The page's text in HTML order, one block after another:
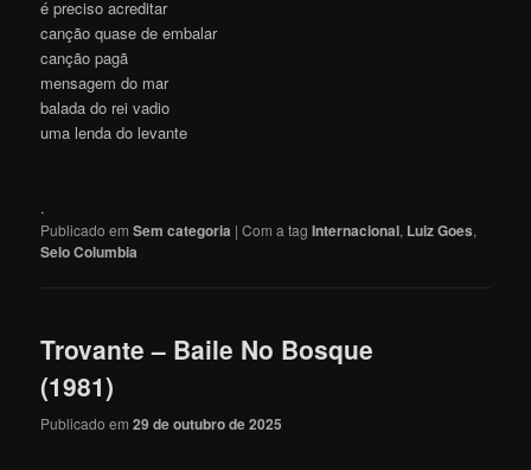
é preciso acreditar
canção quase de embalar
canção pagã
mensagem do mar
balada do rei vadio
uma lenda do levante
.
Publicado em Sem categoria |Com a tagInternacional, Luiz Goes,
Selo Columbia
Trovante – Baile No Bosque
(1981)
Publicado em29 de outubro de 2025